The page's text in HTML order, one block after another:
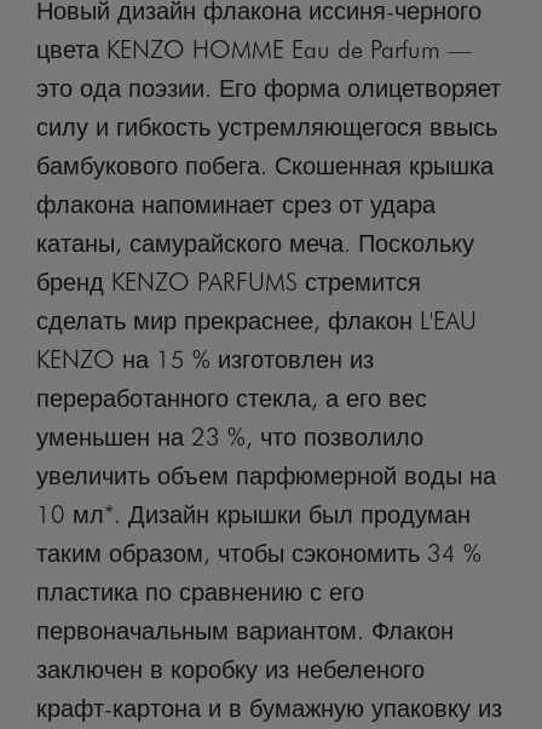
Новый дизайн флакона иссиня-черного
цвета KENZO HOMME Eau de Parfum —
это ода поэзии. Его форма олицетворяет
силу и гибкость устремляющегося ввысь
бамбукового побега. Скошенная крышка
флакона напоминает срез от удара
катаны, самурайского меча. Поскольку
бренд KENZO PARFUMS стремится
сделать мир прекраснее, флакон L'EAU
KENZO на 15 % изготовлен из
переработанного стекла, а его вес
уменьшен на 23 %, что позволило
увеличить объем парфюмерной воды на
10 мл*. Дизайн крышки был продуман
таким образом, чтобы сэкономить 34 %
пластика по сравнению с его
первоначальным вариантом. Флакон
заключен в коробку из небеленого
крафт-картона и в бумажную упаковку из